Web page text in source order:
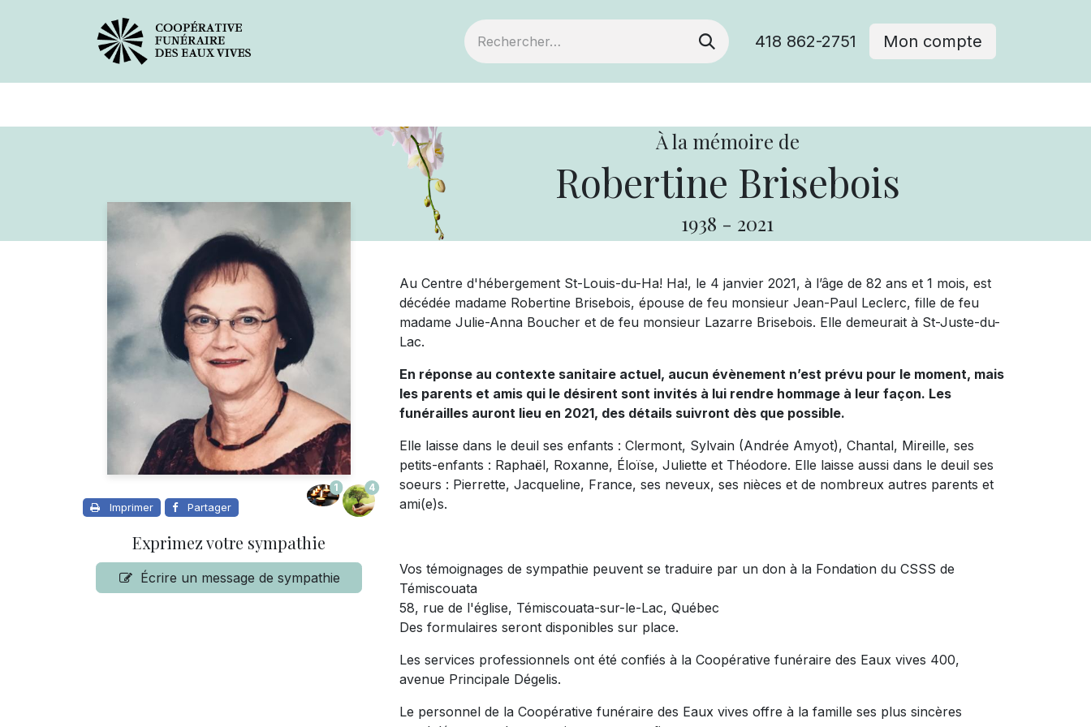
418 862-2751 Mon compte
À la mémoire de
Robertine Brisebois
1938 - 2021
Imprimer Partager
1 4
Exprimez votre sympathie
Écrire un message de sympathie
Au Centre d'hébergement St-Louis-du-Ha! Ha!, le 4 janvier 2021, à l’âge de 82 ans et 1 mois, est
décédée madame Robertine Brisebois, épouse de feu monsieur Jean-Paul Leclerc, fille de feu
madame Julie-Anna Boucher et de feu monsieur Lazarre Brisebois. Elle demeurait à St-Juste-du-
Lac.
En réponse au contexte sanitaire actuel, aucun évènement n’est prévu pour le moment, mais
les parents et amis qui le désirent sont invités à lui rendre hommage à leur façon. Les
funérailles auront lieu en 2021, des détails suivront dès que possible.
Elle laisse dans le deuil ses enfants : Clermont, Sylvain (Andrée Amyot), Chantal, Mireille, ses
petits-enfants : Raphaël, Roxanne, Éloïse, Juliette et Théodore. Elle laisse aussi dans le deuil ses
soeurs : Pierrette, Jacqueline, France, ses neveux, ses nièces et de nombreux autres parents et
ami(e)s.
Vos témoignages de sympathie peuvent se traduire par un don à la Fondation du CSSS de
Témiscouata
58, rue de l'église, Témiscouata-sur-le-Lac, Québec
Des formulaires seront disponibles sur place.
Les services professionnels ont été confiés à la Coopérative funéraire des Eaux vives 400,
avenue Principale Dégelis.
Le personnel de la Coopérative funéraire des Eaux vives offre à la famille ses plus sincères